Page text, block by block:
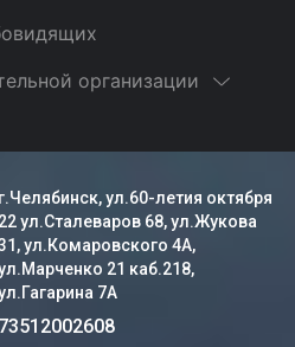
организации
г.Челябинск, ул.60-летия октября
22 ул.Сталеваров 68, ул.Жукова
ул.Комаровского 4А,
21 каб.218,
7А
73512002608